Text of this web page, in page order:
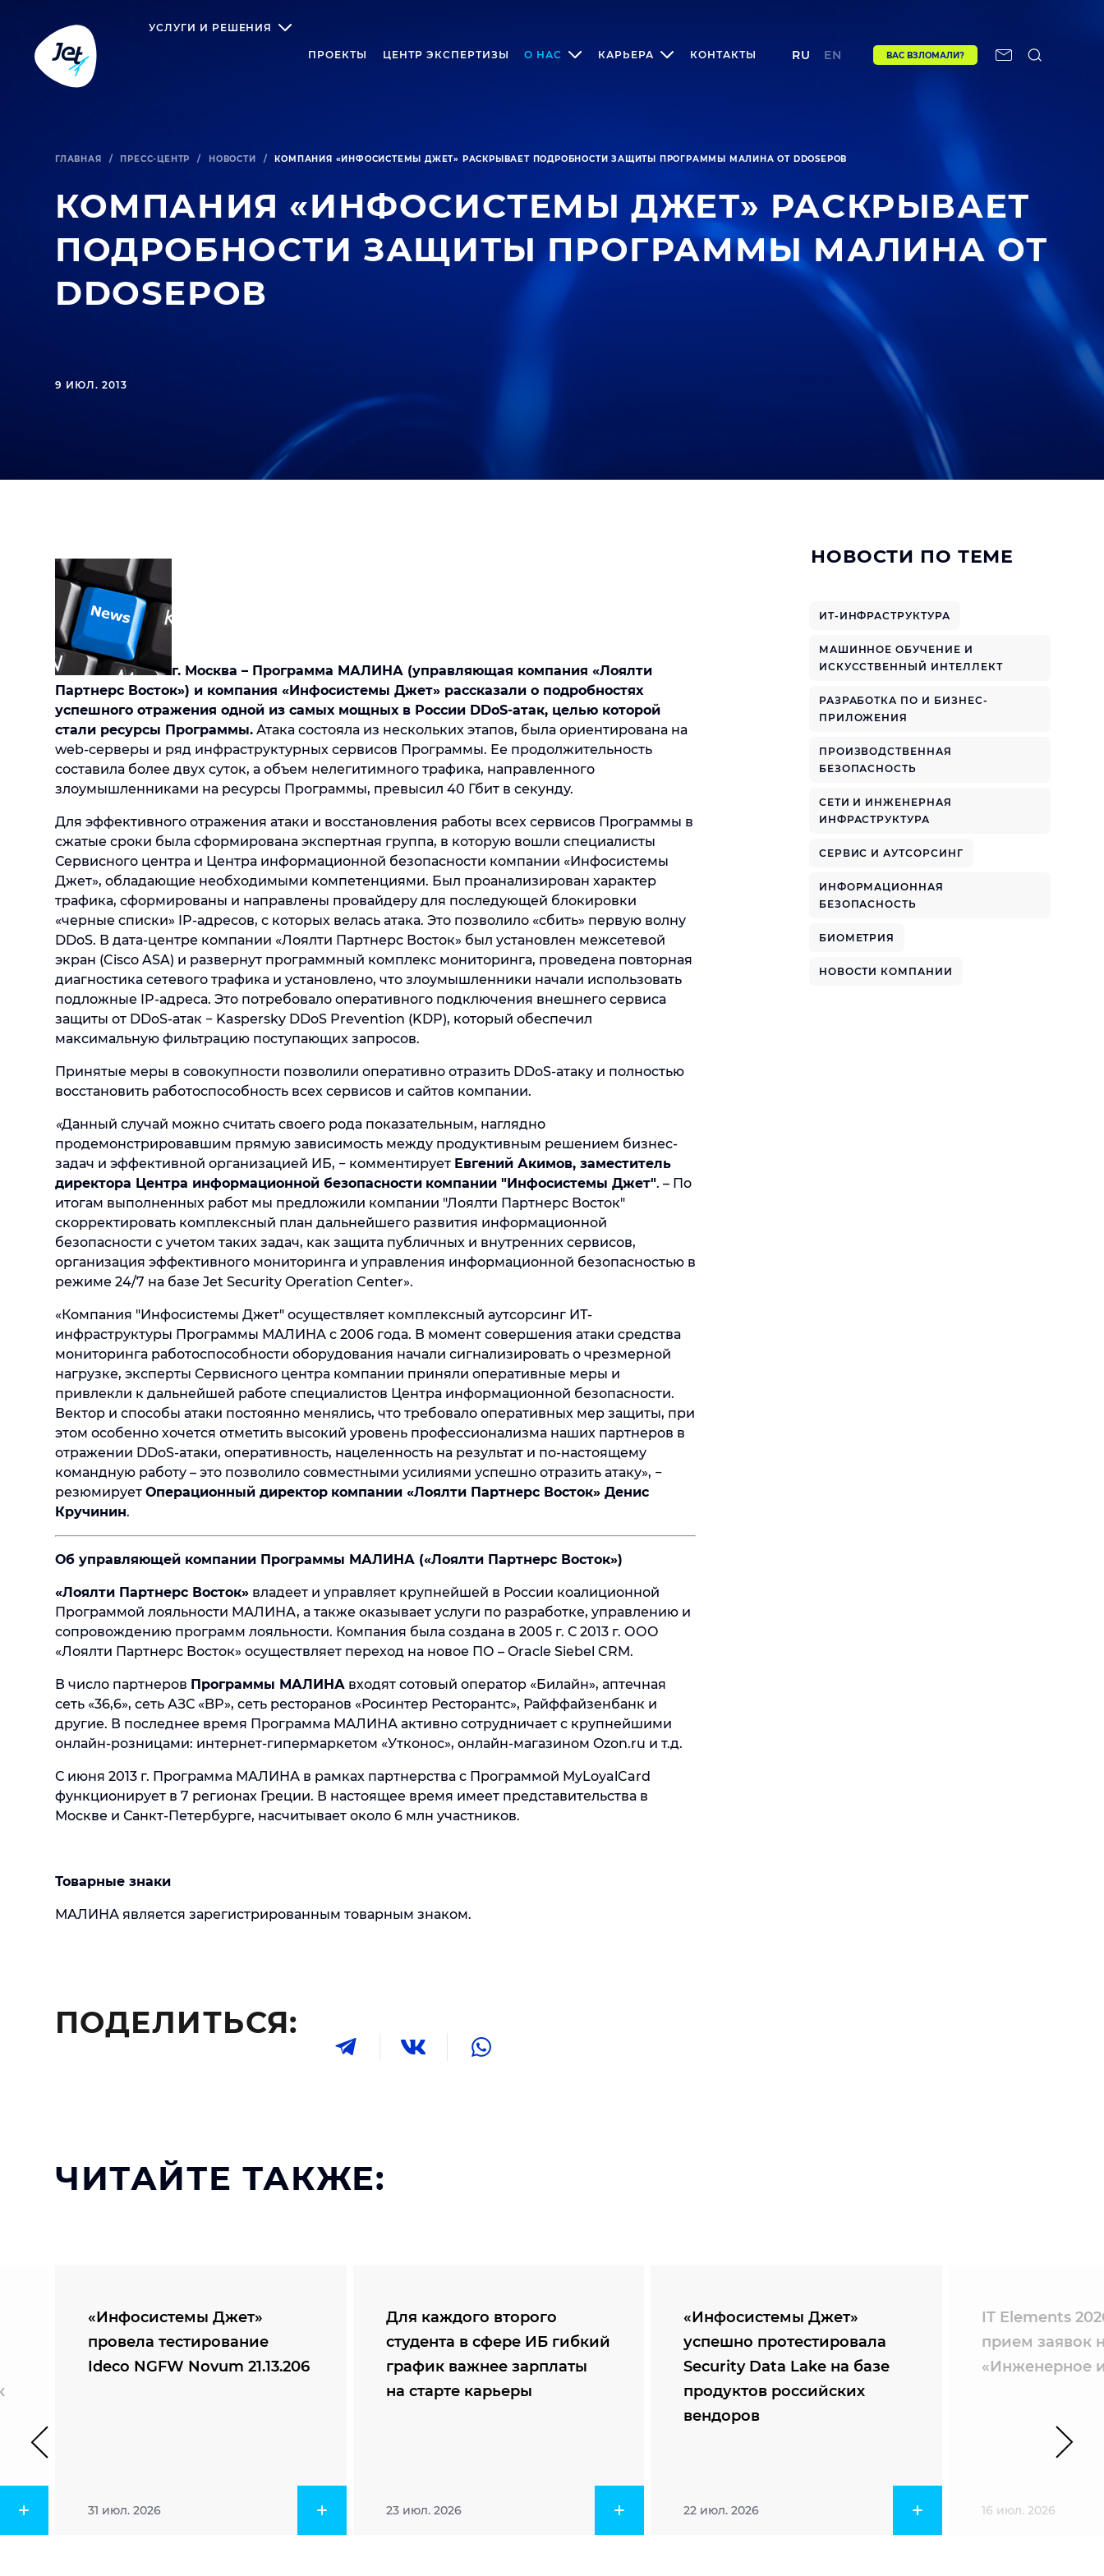
УСЛУГИ И РЕШЕНИЯ
ПРОЕКТЫ ЦЕНТР ЭКСПЕРТИЗЫ О НАС КАРЬЕРА КОНТАКТЫ RU EN ВАС ВЗЛОМАЛИ?
ГЛАВНАЯ / ПРЕСС-ЦЕНТР / НОВОСТИ / КОМПАНИЯ «ИНФОСИСТЕМЫ ДЖЕТ» РАСКРЫВАЕТ ПОДРОБНОСТИ ЗАЩИТЫ ПРОГРАММЫ МАЛИНА ОТ DDOSЕРОВ
КОМПАНИЯ «ИНФОСИСТЕМЫ ДЖЕТ» РАСКРЫВАЕТ
ПОДРОБНОСТИ ЗАЩИТЫ ПРОГРАММЫ МАЛИНА ОТ
DDOSЕРОВ
9 ИЮЛ. 2013
г. Москва – Программа МАЛИНА (управляющая компания «Лоялти
Партнерс Восток») и компания «Инфосистемы Джет» рассказали о подробностях
успешного отражения одной из самых мощных в России DDoS-атак, целью которой
стали ресурсы Программы. Атака состояла из нескольких этапов, была ориентирована на
web-серверы и ряд инфраструктурных сервисов Программы. Ее продолжительность
составила более двух суток, а объем нелегитимного трафика, направленного
злоумышленниками на ресурсы Программы, превысил 40 Гбит в секунду.
Для эффективного отражения атаки и восстановления работы всех сервисов Программы в
сжатые сроки была сформирована экспертная группа, в которую вошли специалисты
Сервисного центра и Центра информационной безопасности компании «Инфосистемы
Джет», обладающие необходимыми компетенциями. Был проанализирован характер
трафика, сформированы и направлены провайдеру для последующей блокировки
«черные списки» IP-адресов, с которых велась атака. Это позволило «сбить» первую волну
DDoS. В дата-центре компании «Лоялти Партнерс Восток» был установлен межсетевой
экран (Cisco ASA) и развернут программный комплекс мониторинга, проведена повторная
диагностика сетевого трафика и установлено, что злоумышленники начали использовать
подложные IP-адреса. Это потребовало оперативного подключения внешнего сервиса
защиты от DDoS-атак − Kaspersky DDoS Prevention (KDP), который обеспечил
максимальную фильтрацию поступающих запросов.
Принятые меры в совокупности позволили оперативно отразить DDoS-атаку и полностью
восстановить работоспособность всех сервисов и сайтов компании.
«Данный случай можно считать своего рода показательным, наглядно
продемонстрировавшим прямую зависимость между продуктивным решением бизнес-
задач и эффективной организацией ИБ, − комментирует Евгений Акимов, заместитель
директора Центра информационной безопасности компании "Инфосистемы Джет". – По
итогам выполненных работ мы предложили компании "Лоялти Партнерс Восток"
скорректировать комплексный план дальнейшего развития информационной
безопасности с учетом таких задач, как защита публичных и внутренних сервисов,
организация эффективного мониторинга и управления информационной безопасностью в
режиме 24/7 на базе Jet Security Operation Center».
«Компания "Инфосистемы Джет" осуществляет комплексный аутсорсинг ИТ-
инфраструктуры Программы МАЛИНА с 2006 года. В момент совершения атаки средства
мониторинга работоспособности оборудования начали сигнализировать о чрезмерной
нагрузке, эксперты Сервисного центра компании приняли оперативные меры и
привлекли к дальнейшей работе специалистов Центра информационной безопасности.
Вектор и способы атаки постоянно менялись, что требовало оперативных мер защиты, при
этом особенно хочется отметить высокий уровень профессионализма наших партнеров в
отражении DDoS-атаки, оперативность, нацеленность на результат и по-настоящему
командную работу – это позволило совместными усилиями успешно отразить атаку», −
резюмирует Операционный директор компании «Лоялти Партнерс Восток» Денис
Кручинин.
Об управляющей компании Программы МАЛИНА («Лоялти Партнерс Восток»)
«Лоялти Партнерс Восток» владеет и управляет крупнейшей в России коалиционной
Программой лояльности МАЛИНА, а также оказывает услуги по разработке, управлению и
сопровождению программ лояльности. Компания была создана в 2005 г. С 2013 г. ООО
«Лоялти Партнерс Восток» осуществляет переход на новое ПО – Oracle Siebel CRM.
В число партнеров Программы МАЛИНА входят сотовый оператор «Билайн», аптечная
сеть «36,6», сеть АЗС «BP», сеть ресторанов «Росинтер Ресторантс», Райффайзенбанк и
другие. В последнее время Программа МАЛИНА активно сотрудничает с крупнейшими
онлайн-розницами: интернет-гипермаркетом «Утконос», онлайн-магазином Ozon.ru и т.д.
С июня 2013 г. Программа МАЛИНА в рамках партнерства с Программой MyLoyalCard
функционирует в 7 регионах Греции. В настоящее время имеет представительства в
Москве и Санкт-Петербурге, насчитывает около 6 млн участников.
Товарные знаки
МАЛИНА является зарегистрированным товарным знаком.
НОВОСТИ ПО ТЕМЕ
ИТ-ИНФРАСТРУКТУРА
МАШИННОЕ ОБУЧЕНИЕ И
ИСКУССТВЕННЫЙ ИНТЕЛЛЕКТ
РАЗРАБОТКА ПО И БИЗНЕС-
ПРИЛОЖЕНИЯ
ПРОИЗВОДСТВЕННАЯ
БЕЗОПАСНОСТЬ
СЕТИ И ИНЖЕНЕРНАЯ
ИНФРАСТРУКТУРА
СЕРВИС И АУТСОРСИНГ
ИНФОРМАЦИОННАЯ
БЕЗОПАСНОСТЬ
БИОМЕТРИЯ
НОВОСТИ КОМПАНИИ
ПОДЕЛИТЬСЯ:
ЧИТАЙТЕ ТАКЖЕ:
«Инфосистемы Джет»
провела тестирование
Ideco NGFW Novum 21.13.206
31 июл. 2026
Для каждого второго
студента в сфере ИБ гибкий
график важнее зарплаты
на старте карьеры
23 июл. 2026
«Инфосистемы Джет»
успешно протестировала
Security Data Lake на базе
продуктов российских
вендоров
22 июл. 2026
IT Elements
прием заявок
«Инженерное
16 июл. 2026